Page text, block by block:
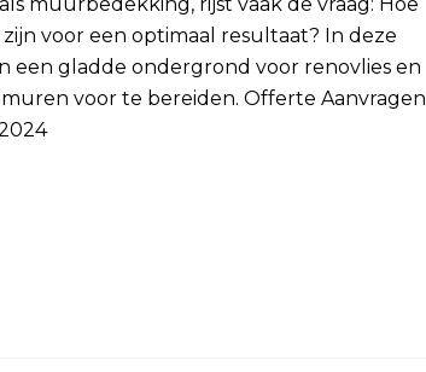
voor een optimaal resultaat? In deze
een gladde ondergrond voor renovlies en
voor te bereiden. Offerte Aanvragen